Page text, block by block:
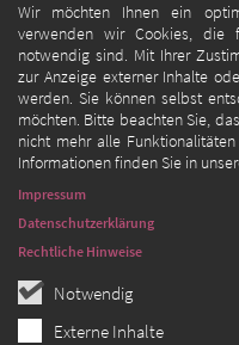
Wir möchten Ihnen ein
verwenden wir Cookies, die
notwendig sind. Mit Ihrer
zur Anzeige externer Inhalte
werden. Sie können selbst
möchten. Bitte beachten Sie,
nicht mehr alle
Informationen finden Sie in
Notwendig
Externe Inhalte
Impressum
Datenschutzerklärung
Rechtliche Hinweise